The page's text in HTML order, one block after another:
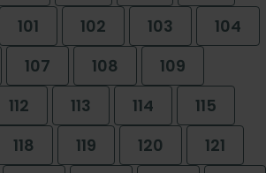
101 102 103
104
107 108
109
112 113 114
115
118 119 120
121